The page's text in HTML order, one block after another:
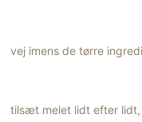
vej imens de tørre
tilsæt melet lidt efter lidt,